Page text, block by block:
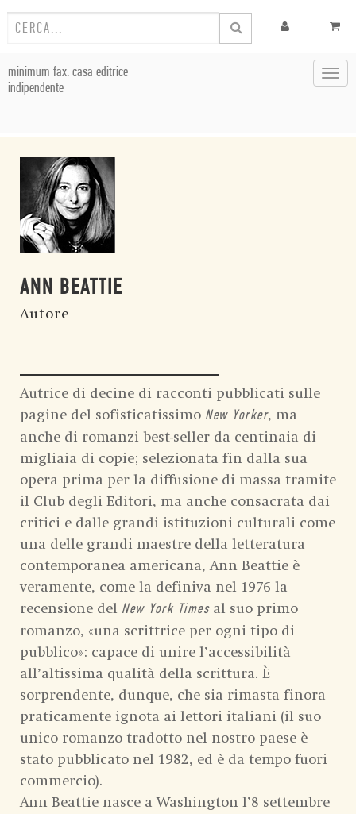
minimum fax: casa editrice
indipendente
ANN BEATTIE
Autore
Autrice di decine di racconti pubblicati sulle
pagine del sofisticatissimo New Yorker, ma
anche di romanzi best-seller da centinaia di
migliaia di copie; selezionata fin dalla sua
opera prima per la diffusione di massa tramite
il Club degli Editori, ma anche consacrata dai
critici e dalle grandi istituzioni culturali come
una delle grandi maestre della letteratura
contemporanea americana, Ann Beattie è
veramente, come la definiva nel 1976 la
recensione del New York Timesal suo primo
romanzo, «una scrittrice per ogni tipo di
pubblico»: capace di unire l’accessibilità
all’altissima qualità della scrittura. È
sorprendente, dunque, che sia rimasta finora
praticamente ignota ai lettori italiani (il suo
unico romanzo tradotto nel nostro paese è
stato pubblicato nel 1982, ed è da tempo fuori
commercio).
Ann Beattie nasce a Washington l’8 settembre